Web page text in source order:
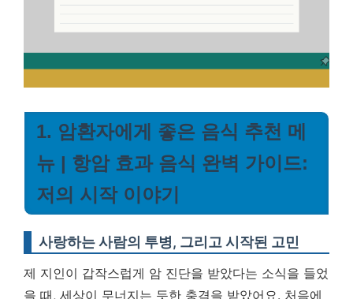
1. 암환자에게 좋은 음식 추천 메
뉴 | 항암 효과 음식 완벽 가이드:
저의 시작 이야기
사랑하는 사람의 투병, 그리고 시작된 고민
제 지인이 갑작스럽게 암 진단을 받았다는 소식을 들었
을 때, 세상이 무너지는 듯한 충격을 받았어요. 처음에